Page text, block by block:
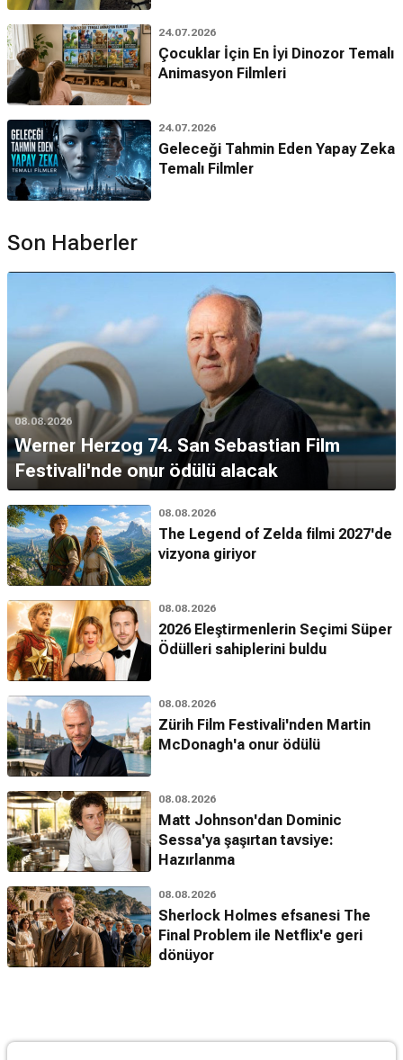
24.07.2026
Çocuklar İçin En İyi Dinozor Temalı
Animasyon Filmleri
24.07.2026
Geleceği Tahmin Eden Yapay Zeka
Temalı Filmler
Son Haberler
08.08.2026
Werner Herzog 74. San Sebastian Film
Festivali'nde onur ödülü alacak
08.08.2026
The Legend of Zelda filmi 2027'de
vizyona giriyor
08.08.2026
2026 Eleştirmenlerin Seçimi Süper
Ödülleri sahiplerini buldu
08.08.2026
Zürih Film Festivali'nden Martin
McDonagh'a onur ödülü
08.08.2026
Matt Johnson'dan Dominic
Sessa'ya şaşırtan tavsiye:
Hazırlanma
08.08.2026
Sherlock Holmes efsanesi The
Final Problem ile Netflix'e geri
dönüyor